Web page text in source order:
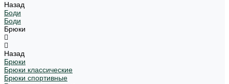
Назад
Боди
Боди
Брюки
Назад
Брюки
Брюки классические
Брюки спортивные